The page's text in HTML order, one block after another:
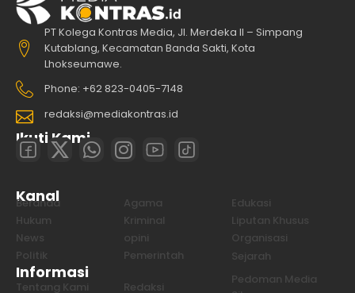
PT Kolega Kontras Media, Jl. Merdeka II – Simpang
Kutablang, Kecamatan Banda Sakti, Kota
Lhokseumawe.
Phone: +62 823-0405-7148
redaksi@mediakontras.id
Ikuti Kami
Kanal
Beranda Agama
Edukasi
Hukum
Kriminal
Liputan Khusus
News
opini
Organisasi
Politik
Pemerintah Sejarah
Informasi
Tentang Kami Redaksi
Pedoman Media